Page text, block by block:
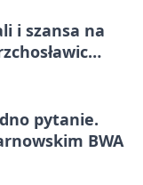
i szansa na
pytanie.
BWA